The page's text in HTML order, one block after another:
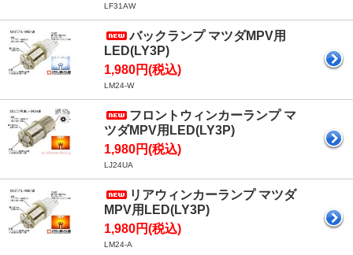
LF31AW
バックランプ マツダMPV用
LED(LY3P)
1,980円(税込)
LM24-W
フロントウィンカーランプ マ
ツダMPV用LED(LY3P)
1,980円(税込)
LJ24UA
リアウィンカーランプ マツダ
MPV用LED(LY3P)
1,980円(税込)
LM24-A